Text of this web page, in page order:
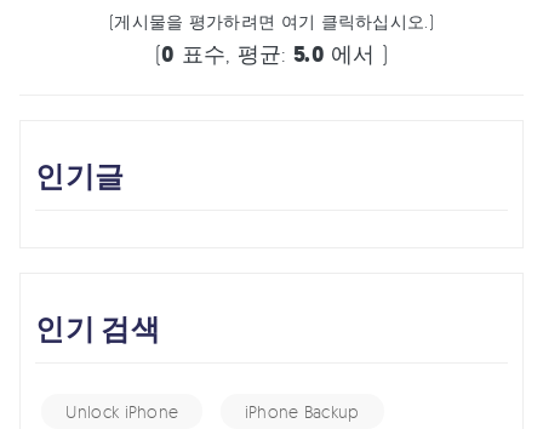
(게시물을 평가하려면 여기 클릭하십시오.)
(0 표수, 평균: 5.0 에서 )
인기글
인기 검색
Unlock iPhone iPhone Backup